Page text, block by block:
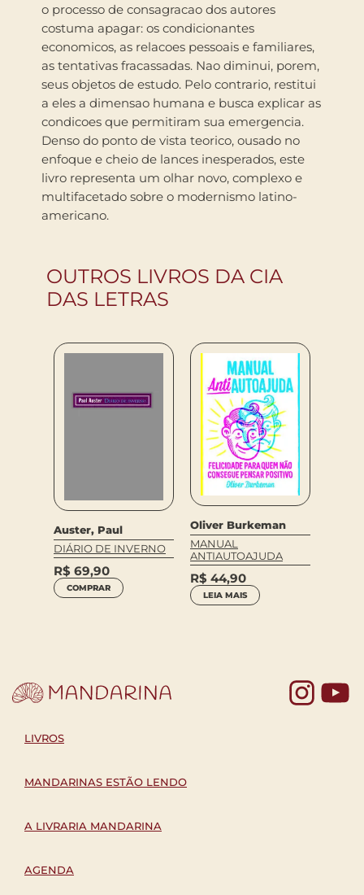
o processo de consagracao dos autores
costuma apagar: os condicionantes
economicos, as relacoes pessoais e familiares,
as tentativas fracassadas. Nao diminui, porem,
seus objetos de estudo. Pelo contrario, restitui
a eles a dimensao humana e busca explicar as
condicoes que permitiram sua emergencia.
Denso do ponto de vista teorico, ousado no
enfoque e cheio de lances inesperados, este
livro representa um olhar novo, complexo e
multifacetado sobre o modernismo latino-
americano.
OUTROS LIVROS DA CIA
DAS LETRAS
Auster, Paul
DIÁRIO DE INVERNO
R$ 69,90
COMPRAR
Oliver Burkeman
MANUAL
ANTIAUTOAJUDA
R$ 44,90
LEIA MAIS
LIVROS
MANDARINAS ESTÃO LENDO
A LIVRARIA MANDARINA
AGENDA